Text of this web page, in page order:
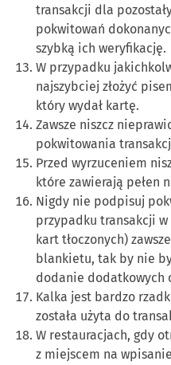
transakcji dla
pokwitowań
szybką ich weryfikację.
W przypadku
najszybciej złożyć
który wydał kartę.
Zawsze niszcz
pokwitowania
Przed wyrzuceniem
które zawierają pełen
Nigdy nie podpisuj
przypadku transakcji
kart tłoczonych)
blankietu, tak by nie
dodanie dodatkowych
Kalka jest bardzo
została użyta do
W restauracjach, gdy
z miejscem na